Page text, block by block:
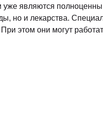
уже являются
но и лекарства.
этом они могут